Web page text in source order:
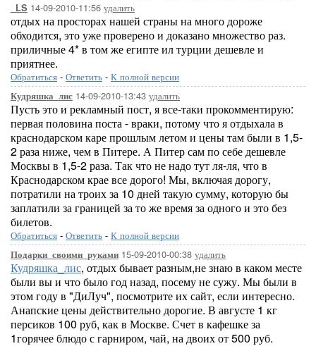
_LS 14-09-2010-11:56 удалить
отдых на просторах нашей страны на много дороже
обходится, это уже проверено и доказано множество раз.
приличные 4* в том же египте ил турции дешевле и
приятнее.
Обратиться - Ответить - К полной версии
Кудряшка_лис 14-09-2010-13:43 удалить
Пусть это и рекламный пост, я все-таки прокомментирую:
первая половина поста - враки, потому что я отдыхала в
краснодарском каре прошлым летом и цены там были в 1,5-
2 раза ниже, чем в Питере. А Питер сам по себе дешевле
Москвы в 1,5-2 раза. Так что не надо тут ля-ля, что в
Краснодарском крае все дорого! Мы, включая дорогу,
потратили на троих за 10 дней такую сумму, которую бы
заплатили за границей за то же время за одного и это без
билетов.
Обратиться - Ответить - К полной версии
Подарки_своими_руками 15-09-2010-00:38 удалить
Кудряшка_лис, отдых бывает разным,не знаю в каком месте
были вы и что было год назад, посему не сужу. Мы были в
этом году в "ДиЛуч", посмотрите их сайт, если интересно.
Анапские цены действительно дорогие. В августе 1 кг
персиков 100 руб, как в Москве. Счет в кафешке за
1горячее блюдо с гарниром, чай, на двоих от 500 руб.